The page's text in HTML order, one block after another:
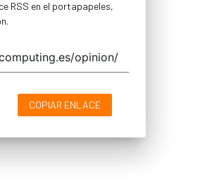
RSS en el portapapeles,
COPIAR ENLACE